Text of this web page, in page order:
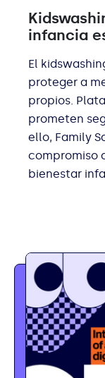
infancia
El
proteger a
propios.
prometen
ello, Family
compromiso
bienestar